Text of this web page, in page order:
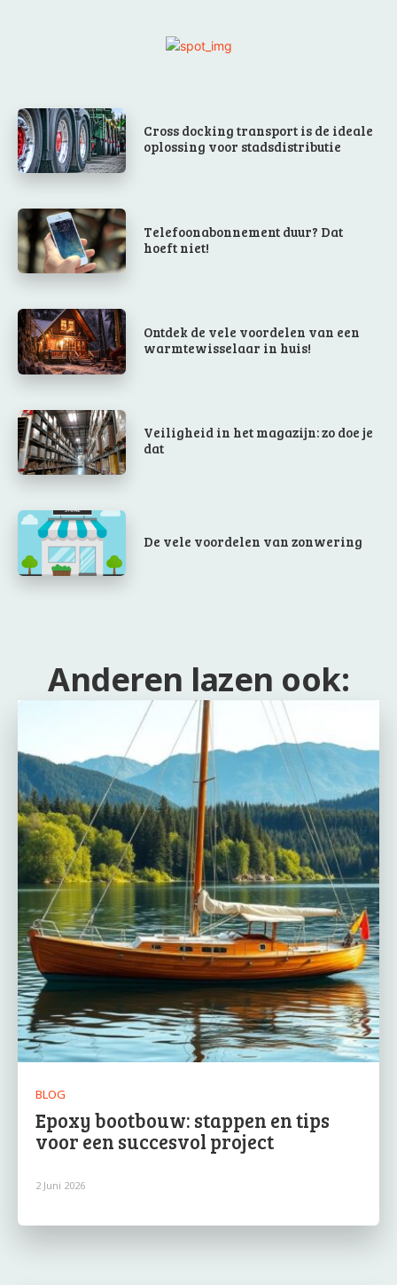
Cross docking transport is de ideale
oplossing voor stadsdistributie
Telefoonabonnement duur? Dat
hoeft niet!
Ontdek de vele voordelen van een
warmtewisselaar in huis!
Veiligheid in het magazijn: zo doe je
dat
De vele voordelen van zonwering
Anderen lazen ook:
BLOG
Epoxy bootbouw: stappen en tips
voor een succesvol project
2 Juni 2026